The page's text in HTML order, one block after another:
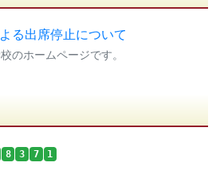
る出席停止について
のホームページです。
8 3 7 1